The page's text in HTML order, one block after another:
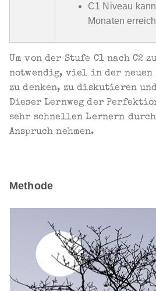
C1 Niveau
Monaten
Um von der Stufe C1 nach C2
notwendig, viel in der neuen
zu denken, zu diskutieren
Dieser Lernweg der
sehr schnellen Lernern
Anspruch nehmen.
Methode